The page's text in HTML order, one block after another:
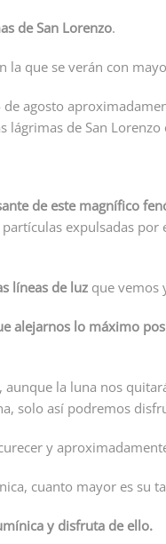
de San Lorenzo.
la que se verán con
agosto
lágrimas de San
de este magnífico
expulsadas
líneas de luz que vemos
alejarnos lo máximo
la luna nos
solo así podremos
y
cuanto mayor es su
y disfruta de ello.